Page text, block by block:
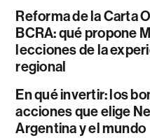
Reforma de la Carta
BCRA: qué propone
lecciones de la
regional
En qué invertir: los
acciones que elige
Argentina y el mundo